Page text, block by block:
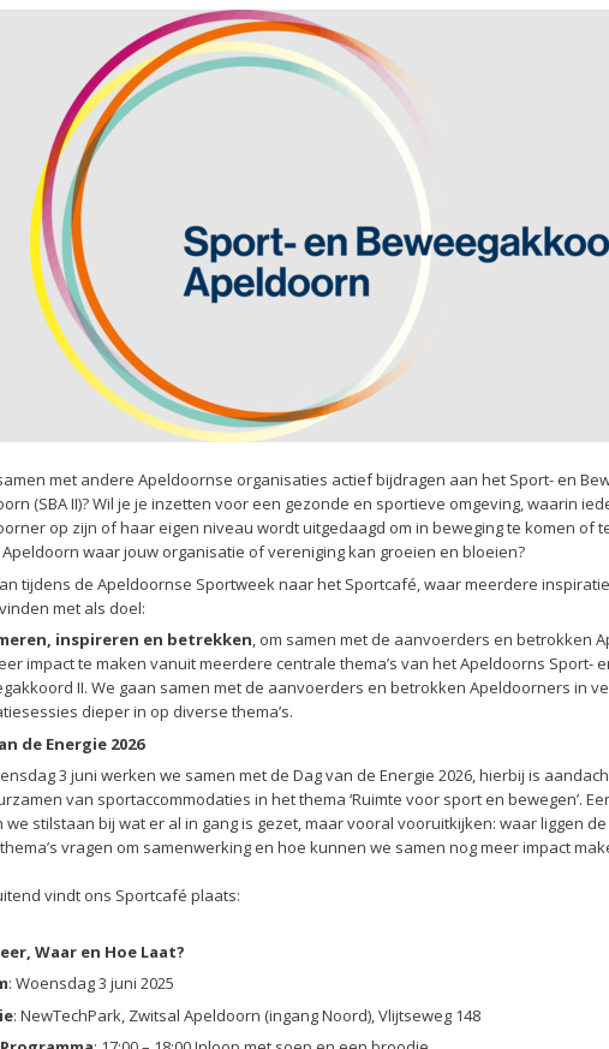
met andere Apeldoornse organisaties actief bijdragen aan het Sport- en
(SBA II)? Wil je je inzetten voor een gezonde en sportieve omgeving, waarin
op zijn of haar eigen niveau wordt uitgedaagd om in beweging te komen of
waar jouw organisatie of vereniging kan groeien en bloeien?
tijdens de Apeldoornse Sportweek naar het Sportcafé, waar meerdere
met als doel:
inspireren en betrekken, om samen met de aanvoerders en betrokken
impact te maken vanuit meerdere centrale thema’s van het Apeldoorns Sport-
II. We gaan samen met de aanvoerders en betrokken Apeldoorners in
dieper in op diverse thema’s.
de Energie 2026
3 juni werken we samen met de Dag van de Energie 2026, hierbij is
van sportaccommodaties in het thema ‘Ruimte voor sport en bewegen’.
we stilstaan bij wat er al in gang is gezet, maar vooral vooruitkijken: waar liggen
vragen om samenwerking en hoe kunnen we samen nog meer impact
vindt ons Sportcafé plaats:
Waar en Hoe Laat?
: Woensdag 3 juni 2025
: NewTechPark, Zwitsal Apeldoorn (ingang Noord), Vlijtseweg 148